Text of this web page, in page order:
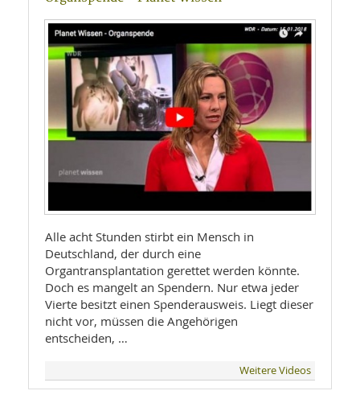
Alle acht Stunden stirbt ein Mensch in
Deutschland, der durch eine
Organtransplantation gerettet werden könnte.
Doch es mangelt an Spendern. Nur etwa jeder
Vierte besitzt einen Spenderausweis. Liegt dieser
nicht vor, müssen die Angehörigen
entscheiden, …
Weitere Videos